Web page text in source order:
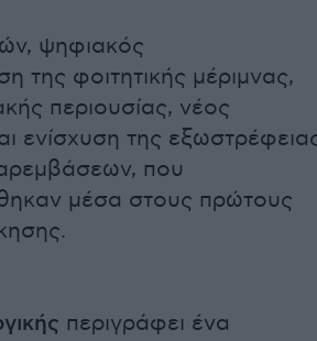
ψηφιακός
της φοιτητικής μέριμνας,
περιουσίας, νέος
ενίσχυση της
που
μέσα στους πρώτους
περιγράφει ένα